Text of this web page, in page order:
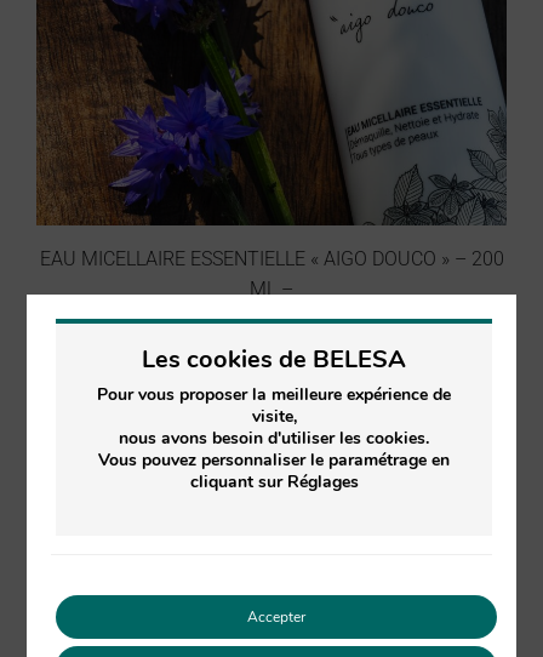
84 avis
EAU MICELLAIRE ESSENTIELLE « AIGO DOUCO » – 200
ML –
16.90€ TVA inclus
Les cookies de BELESA
Pour vous proposer la meilleure expérience de
visite,
nous avons besoin d'utiliser les cookies.
Vous pouvez personnaliser le paramétrage en
cliquant sur Réglages
Accepter